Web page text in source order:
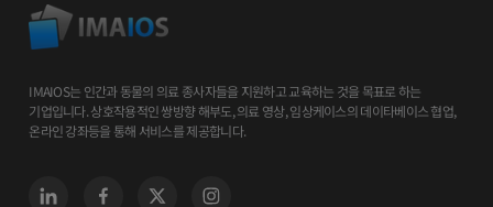
IMAIOS는 인간과 동물의 의료 종사자들을 지원하고 교육하는 것을 목표로 하는
기업입니다. 상호작용적인 쌍방향 해부도, 의료 영상, 임상케이스의 데이타베이스 협업,
온라인 강좌등을 통해 서비스를 제공합니다.